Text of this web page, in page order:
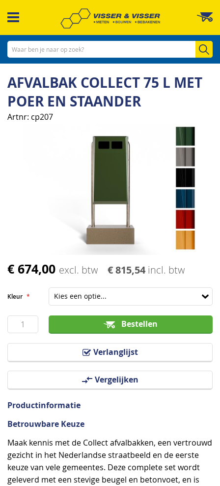
naar
inhoud
AFVALBAK COLLECT 75 L MET
POER EN STAANDER
Artnr cp207
€ 674,00 excl. btw € 815,54 incl. btw
Kleur
Bestellen
Verlanglijst
Vergelijken
Ga
van
Productinformatie
Betrouwbare Keuze
Maak kennis met de Collect afvalbakken, een vertrouwd
gezicht in het Nederlandse straatbeeld en de eerste
keuze van vele gemeentes. Deze complete set wordt
geleverd met een stevige beugel en betonvoet, en is